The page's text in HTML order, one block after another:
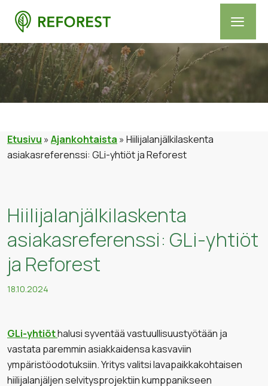
Etusivu » Ajankohtaista » Hiilijalanjälkilaskenta
asiakasreferenssi: GLi-yhtiöt ja Reforest
Hiilijalanjälkilaskenta
asiakasreferenssi: GLi-yhtiöt
ja Reforest
18.10.2024
GLi-yhtiöthalusi syventää vastuullisuustyötään ja
vastata paremmin asiakkaidensa kasvaviin
ympäristöodotuksiin. Yritys valitsi lavapaikkakohtaisen
hiilijalanjäljen selvitysprojektiin kumppanikseen